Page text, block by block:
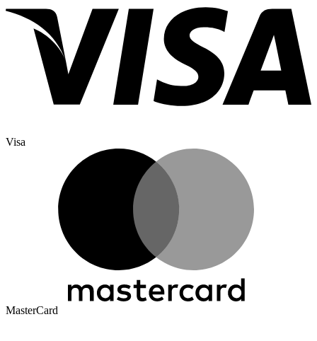
Visa
MasterCard